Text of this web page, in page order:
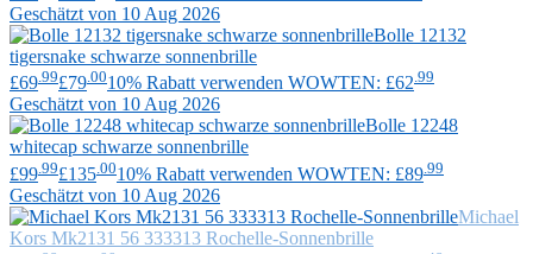
Geschätzt von 10 Aug 2026
Bolle 12132
tigersnake schwarze sonnenbrille
£69.99£79.0010% Rabatt verwenden WOWTEN: £62.99
Geschätzt von 10 Aug 2026
Bolle 12248
whitecap schwarze sonnenbrille
£99 .99£135 .0010% Rabatt verwenden WOWTEN: £89 .99
Geschätzt von 10 Aug 2026
Michael
Kors Mk2131 56 333313 Rochelle-Sonnenbrille